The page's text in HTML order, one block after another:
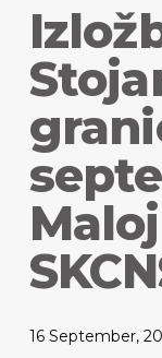
16 September,